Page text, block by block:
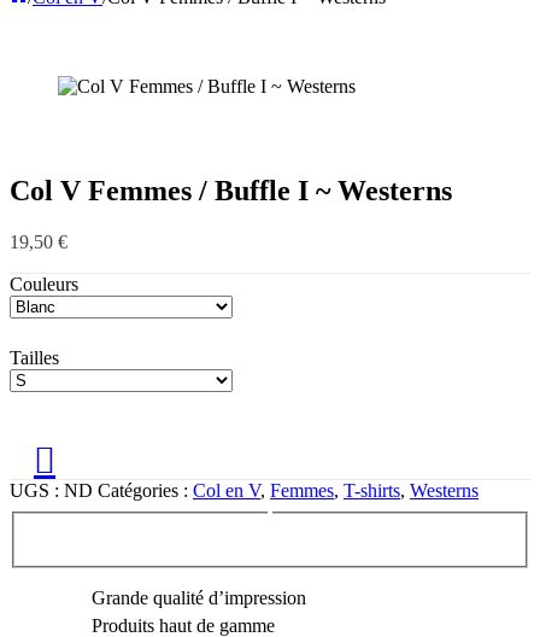
Col V Femmes / Buffle I ~ Westerns
19,50 €
Couleurs
Tailles
UGS : ND Catégories : Col en V, Femmes, T-shirts, Westerns
Grande qualité d’impression
Produits haut de gamme